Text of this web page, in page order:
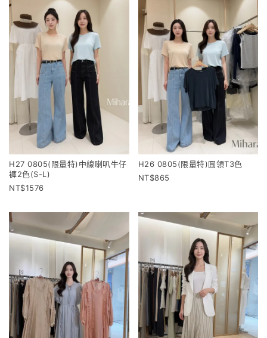
H27 0805(限量特)中線喇叭牛仔
褲2色(S-L)
1576
H26 0805(限量特)圓領T3色
865